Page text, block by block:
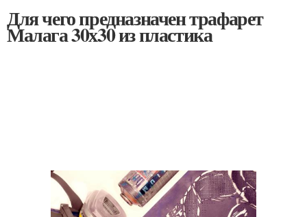
Для чего предназначен трафарет
Малага 30х30 из пластика